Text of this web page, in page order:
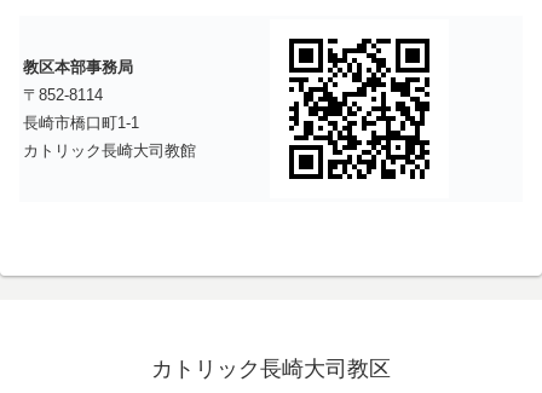
教区本部事務局
〒852-8114
長崎市橋口町1-1
カトリック長崎大司教館
カトリック長崎大司教区